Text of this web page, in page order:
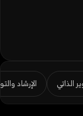
الذاتي الإرشاد